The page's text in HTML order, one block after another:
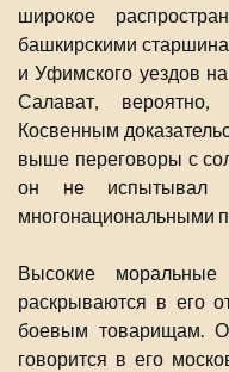
широкое
башкирскими
и Уфимского уездов
Салават,
Косвенным
выше переговоры с
он не испытывал
многонациональными
Высокие
раскрываются в его
боевым товарищам.
говорится в его